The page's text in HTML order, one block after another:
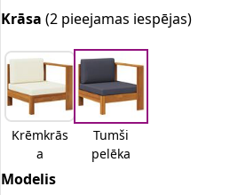
Krāsa(2 pieejamas iespējas)
Krēmkrās
a
Tumši
pelēka
Modelis